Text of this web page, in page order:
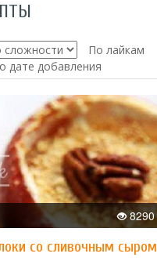
По лайкам
дате добавления
8290
со сливочным сыром